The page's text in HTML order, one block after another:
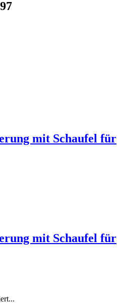
mit Schaufel für
mit Schaufel für